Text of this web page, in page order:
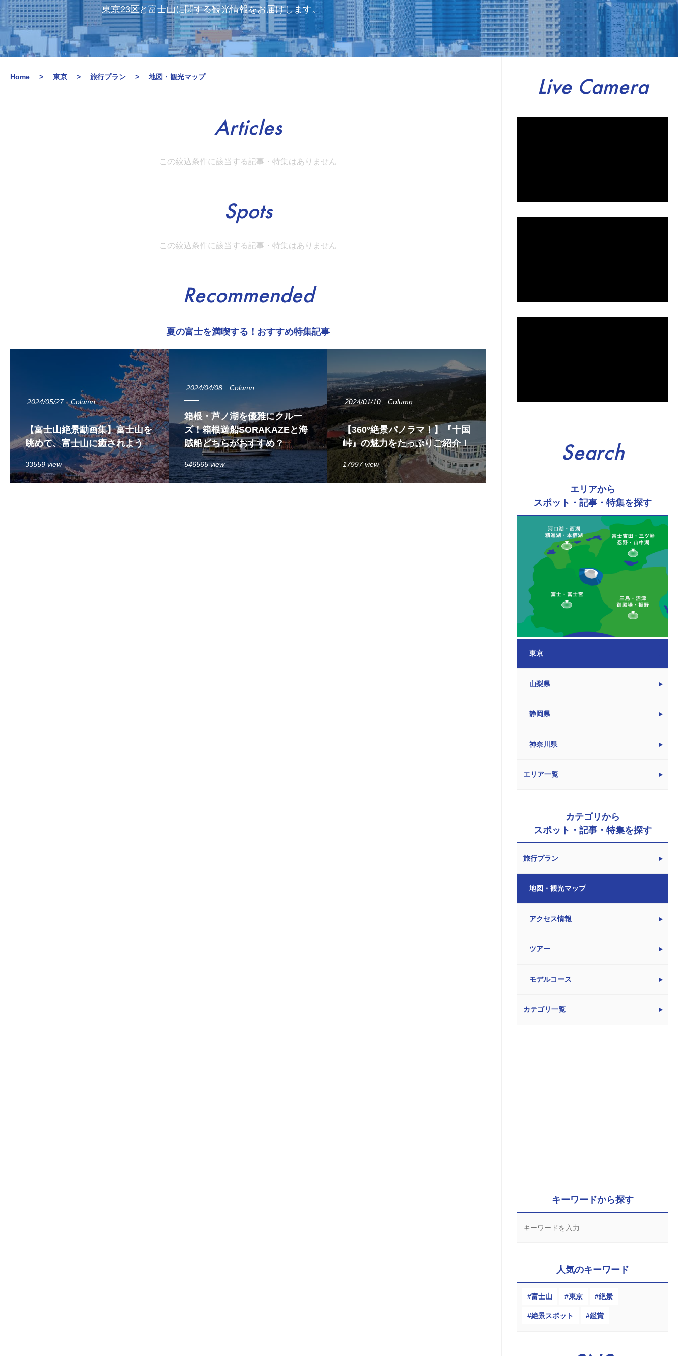
東京23区と富士山に関する観光情報をお届けします。
Home 東京 旅行プラン 地図・観光マップ
Articles
この絞込条件に該当する記事・特集はありません
Spots
この絞込条件に該当する記事・特集はありません
Recommended
夏の富士を満喫する！おすすめ特集記事
2024/05/27 Column
【富士山絶景動画集】富士山を
眺めて、富士山に癒されよう
33559 view
2024/04/08 Column
箱根・芦ノ湖を優雅にクルー
ズ！箱根遊船SORAKAZEと海
賊船どちらがおすすめ？
546565 view
2024/01/10 Column
【360°絶景パノラマ！】『十国
峠』の魅力をたっぷりご紹介！
17997 view
Live Camera
Search
エリアから
スポット・記事・特集を探す
東京
山梨県
静岡県
神奈川県
エリア一覧
カテゴリから
スポット・記事・特集を探す
旅行プラン
地図・観光マップ
アクセス情報
ツアー
モデルコース
カテゴリ一覧
キーワードから探す
人気のキーワード
富士山 東京 絶景
絶景スポット 鑑賞